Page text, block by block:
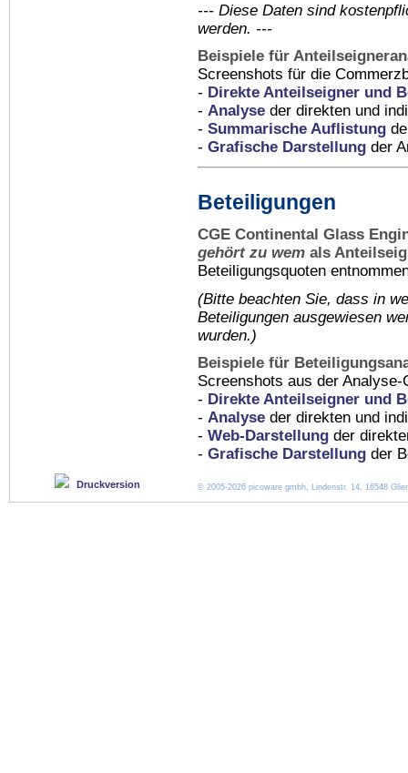
--- Diese Daten sind
werden. ---
Beispiele für
Screenshots für die
- Direkte Anteilseigner und
- Analyse der direkten und
- Summarische Auflistung
- Grafische Darstellung der
Beteiligungen
CGE Continental Glass
gehört zu wem als
Beteiligungsquoten
(Bitte beachten Sie, dass in
Beteiligungen ausgewiesen
wurden.)
Beispiele für
Screenshots aus der Analyse-
- Direkte Anteilseigner und
- Analyse der direkten und
- Web-Darstellung der
- Grafische Darstellung der
Druckversion © 2005-2026 picoware gmbh, Lindenstr. 14, 16548